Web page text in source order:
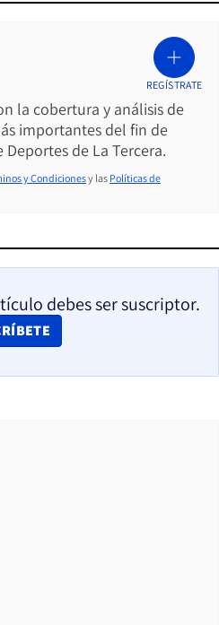
la cobertura y análisis de
importantes del fin de
de La Tercera.
REGÍSTRATE
y Condicionesy las Políticas de
debes ser suscriptor.
IN NEW WINDOW